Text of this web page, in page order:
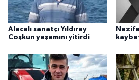
Alacalı sanatçı Yıldıray
Coşkun yaşamını yitirdi